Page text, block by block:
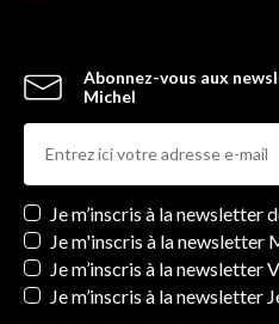
Abonnez-vous aux
Michel
Newsletters
Je m’inscris à la
Je m'inscris à la newsletter
Je m’inscris à la newsletter
Je m’inscris à la newsletter